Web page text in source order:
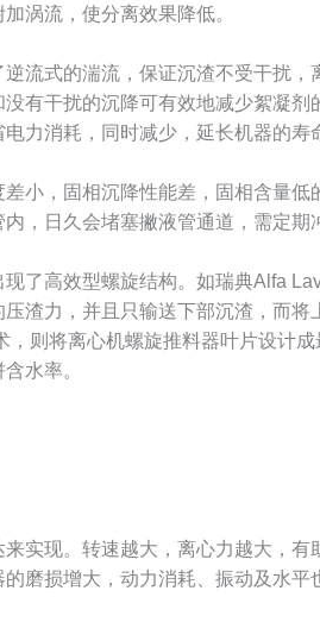
涡流，使分离效果降低。
流式的湍流，保证沉渣不受干扰
有干扰的沉降可有效地减少絮凝
力消耗，同时减少，延长机器的寿
小，固相沉降性能差，固相含量
，日久会堵塞撇液管通道，需定期
了高效型螺旋结构。如瑞典Alfa
渣力，并且只输送下部沉渣，而
则将离心机螺旋推料器叶片设计
水率。
实现。转速越大，离心力越大，
磨损增大，动力消耗、振动及水平